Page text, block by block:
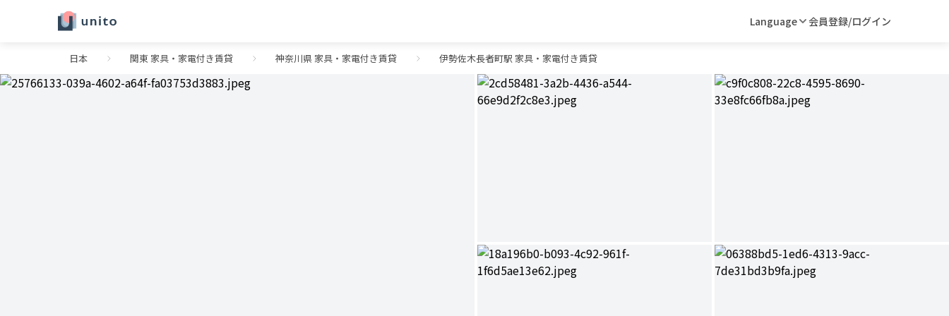
Language 会員登録/ログイン
日本 関東 家具・家電付き賃貸 神奈川県 家具・家電付き賃貸 伊勢佐木長者町駅 家具・家電付き賃貸